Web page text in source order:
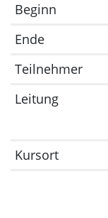
Beginn
Ende
Teilnehmer
Leitung
Kursort